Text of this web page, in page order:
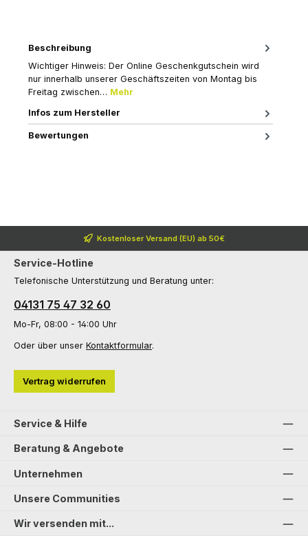
Beschreibung
Wichtiger Hinweis: Der Online Geschenkgutschein wird
nur innerhalb unserer Geschäftszeiten von Montag bis
Freitag zwischen… Mehr
Infos zum Hersteller
Bewertungen
Kostenloser Versand (EU) ab 50€
Service-Hotline
Telefonische Unterstützung und Beratung unter:
04131 75 47 32 60
Mo-Fr, 08:00 - 14:00 Uhr
Oder über unser Kontaktformular.
Vertrag widerrufen
Service & Hilfe
Beratung & Angebote
Unternehmen
Unsere Communities
Wir versenden mit...